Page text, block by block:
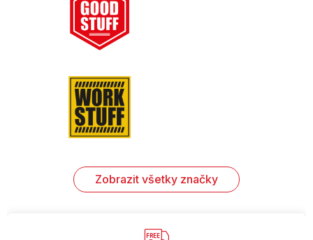
Zobrazit všetky značky